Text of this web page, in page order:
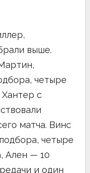
выше.
четыре
Хантер с
матча. Винс
четыре
Ален — 10
и один